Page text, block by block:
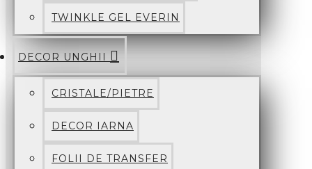
TWINKLE GEL EVERIN
DECOR UNGHII
CRISTALE/PIETRE
DECOR IARNA
FOLII DE TRANSFER